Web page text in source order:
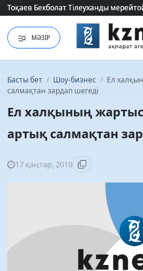
Тоқаев Бекболат Тілеуханды
Тоқаев Бекболат Тілеуханды
МӘЗІР
Басты бет / Шоу-бизнес / Ел
салмақтан зардап шегеді
Ел халқының
артық салмақтан
17 қаңтар, 2019